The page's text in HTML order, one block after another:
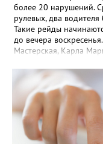
более 20 нарушений.
рулевых, два
Такие рейды
до вечера
Мастерская, Карла
подростки на
дети выезжают на
которых не
тысячный штраф.
гонщиков мотоцикла
материалы на
несовершеннолетних.